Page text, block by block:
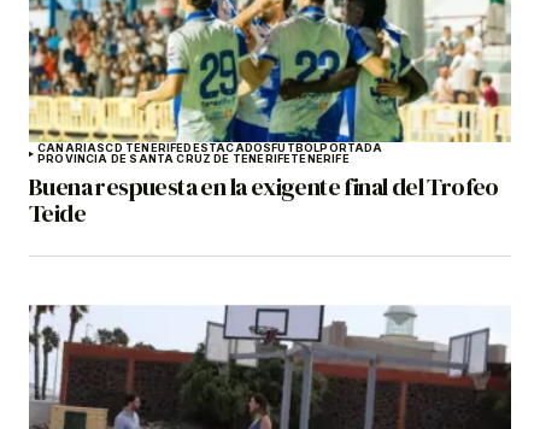
CANARIASCD TENERIFEDESTACADOSFÚTBOLPORTADA
PROVINCIA DE SANTA CRUZ DE TENERIFETENERIFE
Buena respuesta en la exigente final del Trofeo
Teide